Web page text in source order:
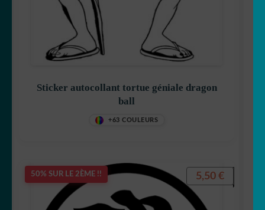
Sticker autocollant tortue géniale dragon
ball
+63 COULEURS
50% SUR LE 2ÈME !! 5,50 €